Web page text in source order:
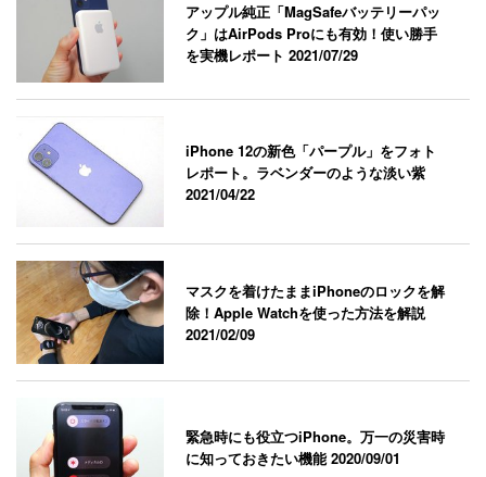
アップル純正「MagSafeバッテリーパッ
ク」はAirPods Proにも有効！使い勝手
を実機レポート2021/07/29
iPhone 12の新色「パープル」をフォト
レポート。ラベンダーのような淡い紫
2021/04/22
マスクを着けたままiPhoneのロックを解
除！Apple Watchを使った方法を解説
2021/02/09
緊急時にも役立つiPhone。万一の災害時
に知っておきたい機能2020/09/01